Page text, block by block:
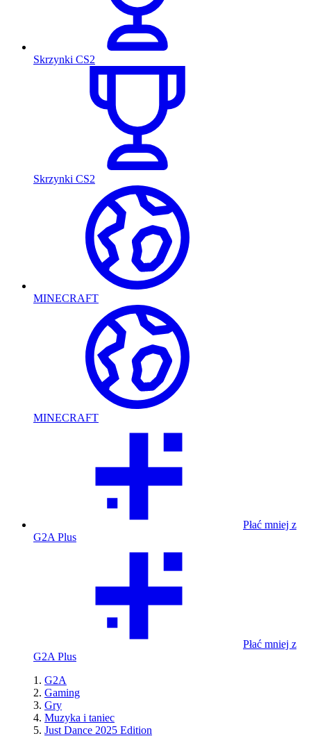
Skrzynki CS2
Skrzynki CS2
MINECRAFT
MINECRAFT
Płać mniej z
G2A Plus
Płać mniej z
G2A Plus
G2A
Gaming
Gry
Muzyka i taniec
Just Dance 2025 Edition